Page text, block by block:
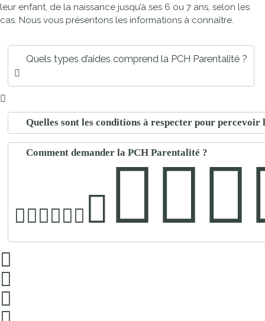
leur enfant, de la naissance jusqu’à ses 6 ou 7 ans, selon les
cas. Nous vous présentons les informations à connaître.
Quels types d’aides comprend la PCH Parentalité ?
Quelles sont les conditions à respecter pour
Comment demander la PCH Parentalité ?